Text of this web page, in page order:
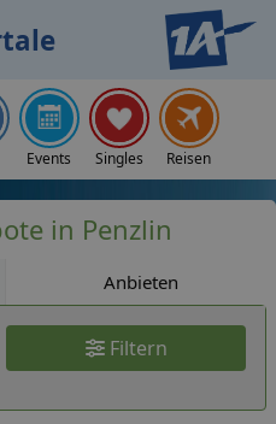
Events Singles Reisen
in Penzlin
Anbieten
Filtern